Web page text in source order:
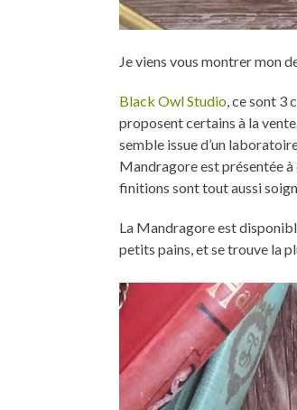
Je viens vous montrer mon
Black Owl Studio , ce sont
proposent certains à la
semble issue d’un
Mandragore est présentée à
finitions sont tout aussi
La Mandragore est
petits pains, et se trouve la